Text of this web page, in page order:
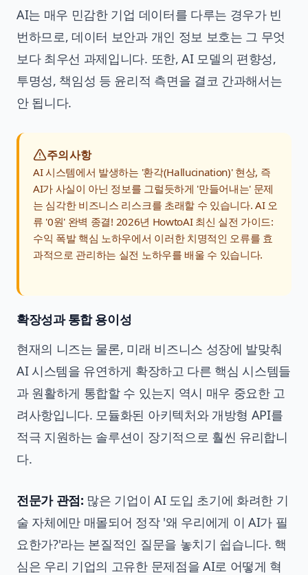
AI는 매우 민감한 기업 데이터를 다루는 경우가 빈
번하므로, 데이터 보안과 개인 정보 보호는 그 무엇
보다 최우선 과제입니다. 또한, AI 모델의 편향성,
투명성, 책임성 등 윤리적 측면을 결코 간과해서는
안 됩니다.
주의사항
AI 시스템에서 발생하는 '환각(Hallucination)' 현상, 즉
AI가 사실이 아닌 정보를 그럴듯하게 '만들어내는' 문제
는 심각한 비즈니스 리스크를 초래할 수 있습니다. AI 오
류 '0원' 완벽 종결! 2026년 HowtoAI 최신 실전 가이드:
수익 폭발 핵심 노하우에서 이러한 치명적인 오류를 효
과적으로 관리하는 실전 노하우를 배울 수 있습니다.
확장성과 통합 용이성
현재의 니즈는 물론, 미래 비즈니스 성장에 발맞춰
AI 시스템을 유연하게 확장하고 다른 핵심 시스템들
과 원활하게 통합할 수 있는지 역시 매우 중요한 고
려사항입니다. 모듈화된 아키텍처와 개방형 API를
적극 지원하는 솔루션이 장기적으로 훨씬 유리합니
다.
전문가 관점: 많은 기업이 AI 도입 초기에 화려한 기
술 자체에만 매몰되어 정작 '왜 우리에게 이 AI가 필
요한가?'라는 본질적인 질문을 놓치기 쉽습니다. 핵
심은 우리 기업의 고유한 문제점을 AI로 어떻게 혁